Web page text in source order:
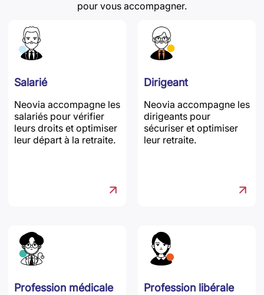
pour vous accompagner.
Salarié
Neovia accompagne les
salariés pour vérifier
leurs droits et optimiser
leur départ à la retraite.
Dirigeant
Neovia accompagne les
dirigeants pour
sécuriser et optimiser
leur retraite.
Profession médicale Profession libérale